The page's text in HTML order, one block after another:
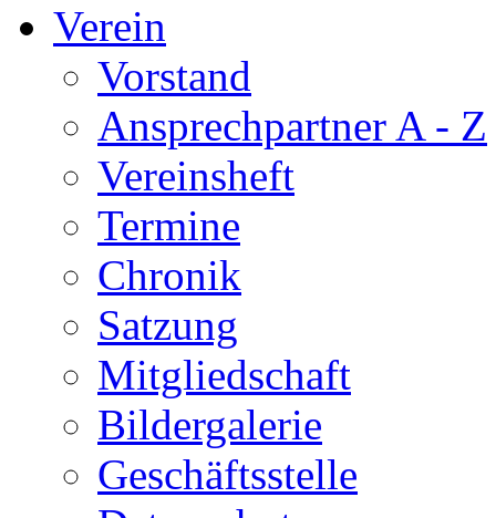
Verein
Vorstand
Ansprechpartner A - Z
Vereinsheft
Termine
Chronik
Satzung
Mitgliedschaft
Bildergalerie
Geschäftsstelle